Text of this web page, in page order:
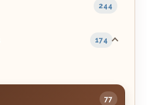
244
174
77